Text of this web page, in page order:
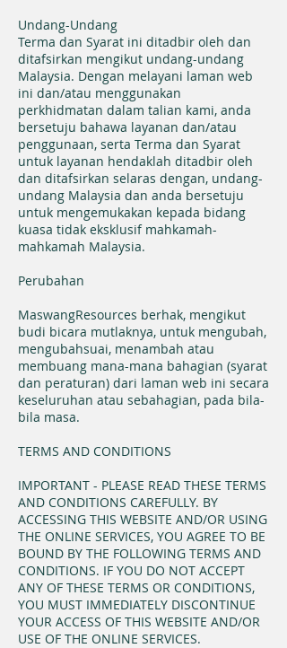
Undang-Undang
Terma dan Syarat ini ditadbir oleh dan
ditafsirkan mengikut undang-undang
Malaysia. Dengan melayani laman web
ini dan/atau menggunakan
perkhidmatan dalam talian kami, anda
bersetuju bahawa layanan dan/atau
penggunaan, serta Terma dan Syarat
untuk layanan hendaklah ditadbir oleh
dan ditafsirkan selaras dengan, undang-
undang Malaysia dan anda bersetuju
untuk mengemukakan kepada bidang
kuasa tidak eksklusif mahkamah-
mahkamah Malaysia.
Perubahan
MaswangResources berhak, mengikut
budi bicara mutlaknya, untuk mengubah,
mengubahsuai, menambah atau
membuang mana-mana bahagian (syarat
dan peraturan) dari laman web ini secara
keseluruhan atau sebahagian, pada bila-
bila masa.
TERMS AND CONDITIONS
IMPORTANT - PLEASE READ THESE TERMS
AND CONDITIONS CAREFULLY. BY
ACCESSING THIS WEBSITE AND/OR USING
THE ONLINE SERVICES, YOU AGREE TO BE
BOUND BY THE FOLLOWING TERMS AND
CONDITIONS. IF YOU DO NOT ACCEPT
ANY OF THESE TERMS OR CONDITIONS,
YOU MUST IMMEDIATELY DISCONTINUE
YOUR ACCESS OF THIS WEBSITE AND/OR
USE OF THE ONLINE SERVICES.